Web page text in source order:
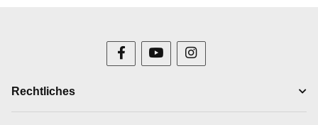
Rechtliches